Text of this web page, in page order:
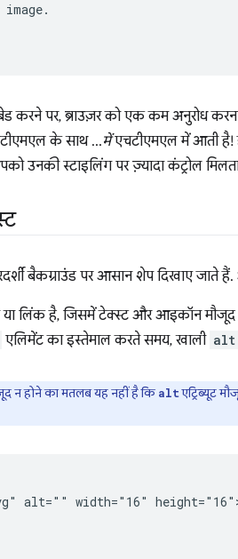
image.
करने पर, ब्राउज़र को एक कम अनुरोध
के साथ …मेंएचटीएमएल में आती है!
उनकी स्टाइलिंग पर ज़्यादा कंट्रोल
बैकग्राउंड पर आसान शेप दिखाए जाते
लिंक है, जिसमें टेक्स्ट और आइकॉन मौजूद
एलिमेंट का इस्तेमाल करते समय, खाली alt
न होने का मतलब यह नहीं है कि altएट्रिब्यूट
alt="" width="16"